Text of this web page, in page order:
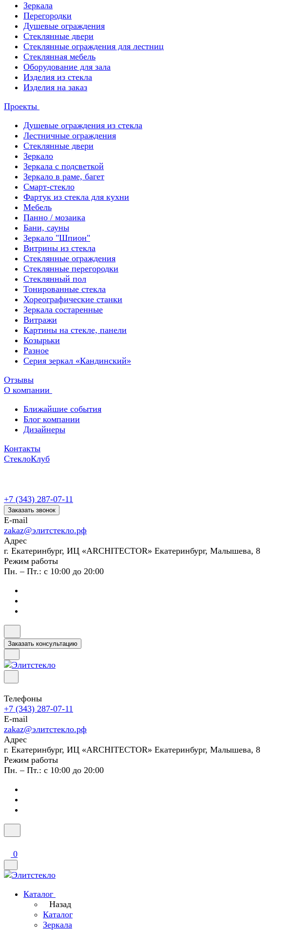
Зеркала
Перегородки
Душевые ограждения
Стеклянные двери
Стеклянные ограждения для лестниц
Стеклянная мебель
Оборудование для зала
Изделия из стекла
Изделия на заказ
Проекты
Душевые ограждения из стекла
Лестничные ограждения
Стеклянные двери
Зеркало
Зеркала с подсветкой
Зеркало в раме, багет
Смарт-стекло
Фартук из стекла для кухни
Мебель
Панно / мозаика
Бани, сауны
Зеркало "Шпион"
Витрины из стекла
Стеклянные ограждения
Стеклянные перегородки
Стеклянный пол
Тонированные стекла
Хореографические станки
Зеркала состаренные
Витражи
Картины на стекле, панели
Козырьки
Разное
Серия зеркал «Кандинский»
Отзывы
О компании
Ближайшие события
Блог компании
Дизайнеры
Контакты
СтеклоКлуб
+7 (343) 287-07-11
Заказать звонок
E-mail
zakaz@элитстекло.рф
Адрес
г. Екатеринбург, ИЦ «ARCHITECTOR» Екатеринбург, Малышева, 8
Режим работы
Пн. – Пт.: с 10:00 до 20:00
Заказать консультацию
Телефоны
+7 (343) 287-07-11
E-mail
zakaz@элитстекло.рф
Адрес
г. Екатеринбург, ИЦ «ARCHITECTOR» Екатеринбург, Малышева, 8
Режим работы
Пн. – Пт.: с 10:00 до 20:00
0
Каталог
Назад
Каталог
Зеркала